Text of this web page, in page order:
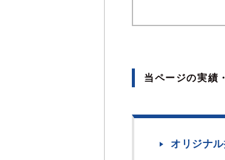
当ページの実績
オリジナ